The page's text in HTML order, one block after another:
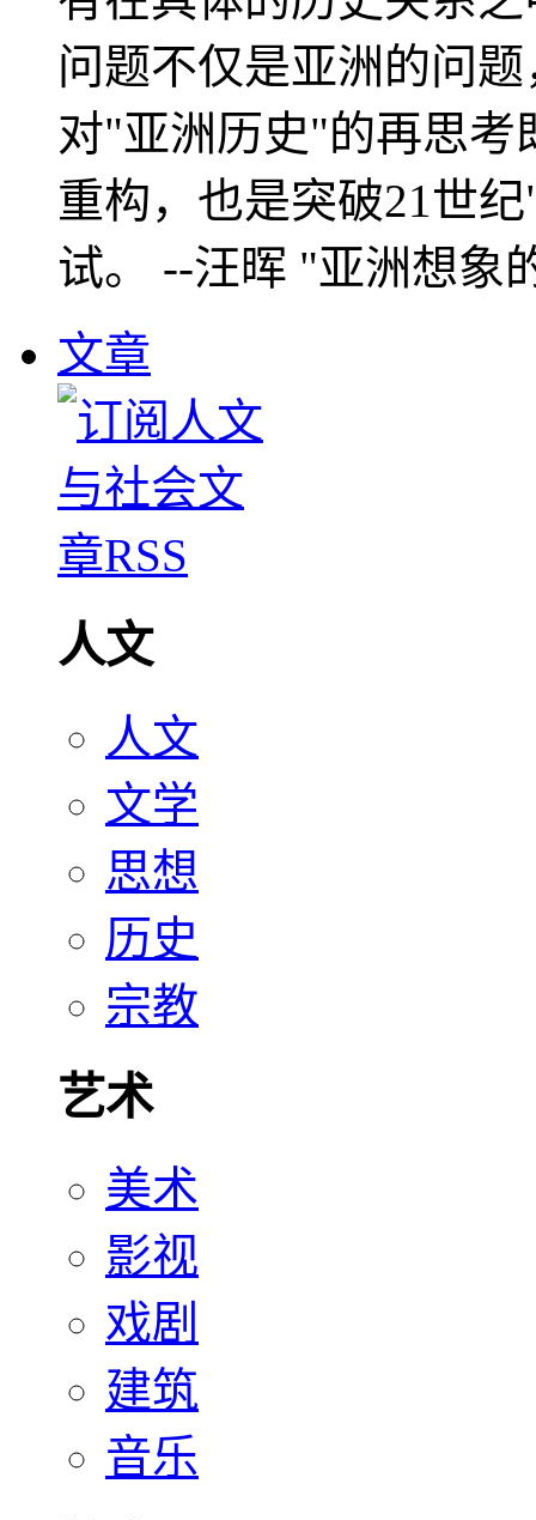
问题不仅是亚洲的问
对"亚洲历史"的再思考
重构，也是突破21世
试。 --汪晖 "亚洲想象
文章
人文
人文
文学
思想
历史
宗教
艺术
美术
影视
戏剧
建筑
音乐